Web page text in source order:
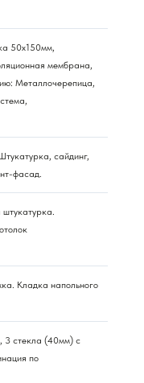
50х150мм,
мембрана,
Металлочерепица,
сайдинг,
фасад.
Кладка напольного
3 стекла (40мм) с
по